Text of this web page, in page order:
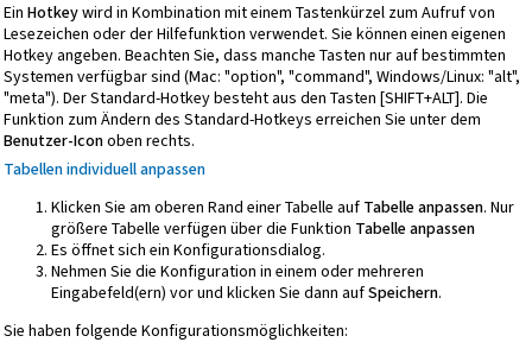
Ein Hotkeywird in Kombination mit einem Tastenkürzel zum Aufruf von
Lesezeichen oder der Hilfefunktion verwendet. Sie können einen eigenen
Hotkey angeben. Beachten Sie, dass manche Tasten nur auf bestimmten
Systemen verfügbar sind (Mac: "option", "command", Windows/Linux: "alt",
"meta"). Der Standard-Hotkey besteht aus den Tasten [SHIFT+ALT]. Die
Funktion zum Ändern des Standard-Hotkeys erreichen Sie unter dem
Benutzer-Iconoben rechts.
Tabellen individuell anpassen
Klicken Sie am oberen Rand einer Tabelle auf Tabelle anpassen. Nur
größere Tabelle verfügen über die Funktion Tabelle anpassen
Es öffnet sich ein Konfigurationsdialog.
Nehmen Sie die Konfiguration in einem oder mehreren
Eingabefeld(ern) vor und klicken Sie dann aufSpeichern.
Sie haben folgende Konfigurationsmöglichkeiten: